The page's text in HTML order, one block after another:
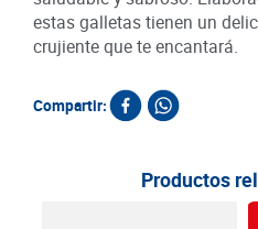
estas galletas tienen un
crujiente que te encantará.
Compartir:
Productos